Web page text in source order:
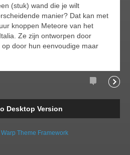
(stuk) wand die je wilt
manier? Dat kan met
knoppen Meteore van het
Ze zijn ontworpen door
door hun eenvoudige maar
Comments
Desktop Version
Warp Theme Framework